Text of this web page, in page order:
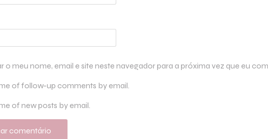
o meu nome, email e site neste navegador para a próxima vez que eu
of follow-up comments by email.
of new posts by email.